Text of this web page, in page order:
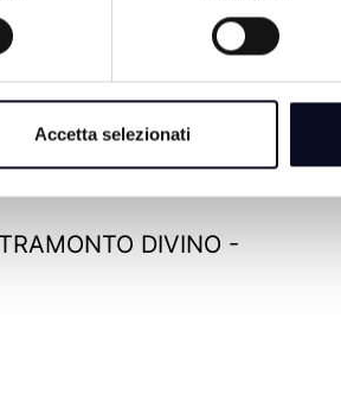
Accetta selezionati
L'ALGORITMO DELLA
DIVINO -